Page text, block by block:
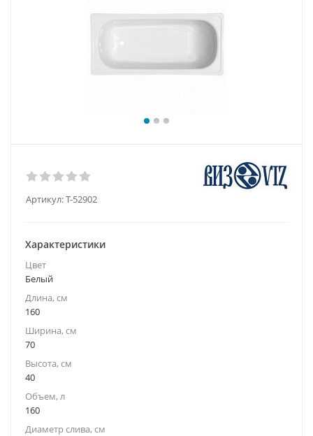
Артикул:Т-52902
Характеристики
Цвет
Белый
Длина, см
160
Ширина, см
70
Высота, см
40
Объем, л
160
Диаметр слива, см